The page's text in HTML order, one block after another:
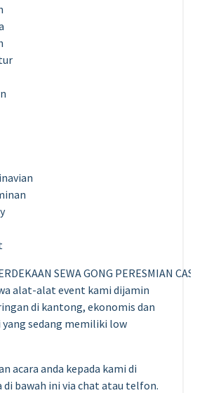
alat-alat event kami dijamin
di kantong, ekonomis dan
yang sedang memiliki low
acara anda kepada kami di
di bawah ini via chat atau telfon.